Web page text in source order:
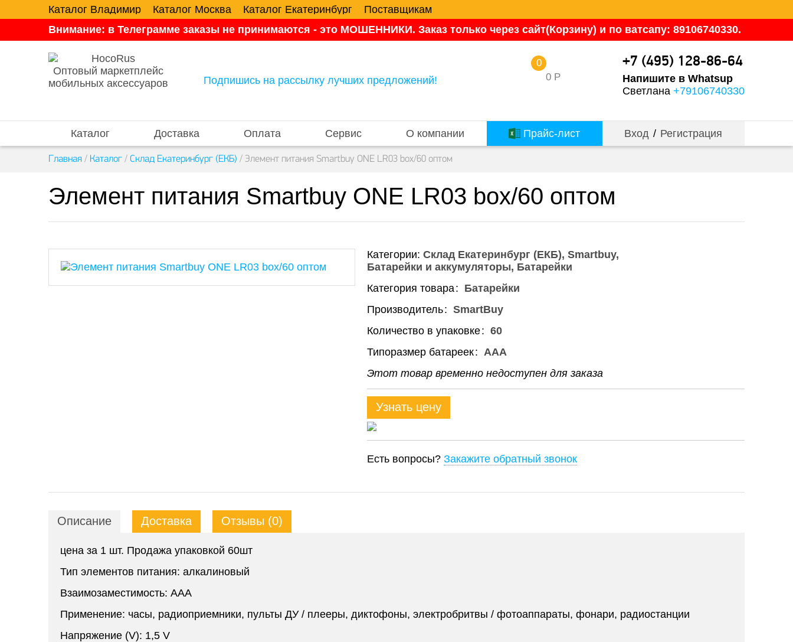
Каталог Владимир Каталог Москва Каталог Екатеринбург
Поставщикам
Внимание: в Телеграмме заказы не принимаются - это МОШЕННИКИ. Заказ только через сайт(Корзину) и по ватсапу: 89106740330.
Оптовый маркетплейс
мобильных аксессуаров
Подпишись на рассылку лучших предложений! 0 Р
0 +7 (495) 128-86-64
Напишите в Whatsup
Светлана +79106740330
Каталог Доставка Оплата Сервис О компании Прайс-лист Вход / Регистрация
Главная / Каталог / Склад Екатеринбург (ЕКБ) / Элемент питания Smartbuy ONE LR03 box/60 оптом
Элемент питания Smartbuy ONE LR03 box/60 оптом
Категории: Склад Екатеринбург (ЕКБ) Smartbuy
Батарейки и аккумуляторы Батарейки
Категория товара
Батарейки
Производитель SmartBuy
Количество в упаковке 60
Типоразмер батареек ААА
Этот товар временно недоступен для заказа
Узнать цену
Есть вопросы? Закажите обратный звонок
Описание Доставка Отзывы (0)
цена за 1 шт. Продажа упаковкой 60шт
Тип элементов питания: алкалиновый
Взаимозаместимость: AAA
Применение: часы, радиоприемники, пульты ДУ / плееры, диктофоны, электробритвы / фотоаппараты, фонари, радиостанции
Напряжение (V): 1,5 V